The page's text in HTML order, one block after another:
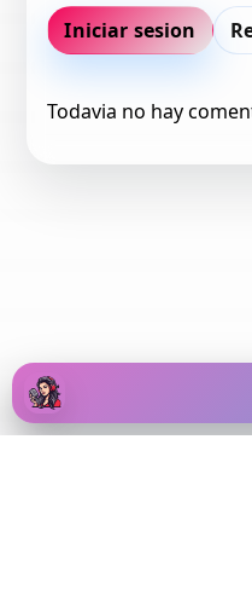
Iniciar sesion
Todavia no hay